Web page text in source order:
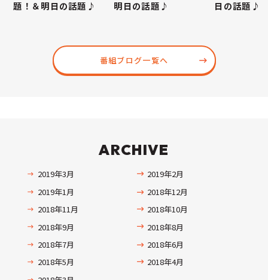
題！＆明日の話題♪
明日の話題♪
日の話題♪
番組ブログ一覧へ
ARCHIVE
2019年3月
2019年2月
2019年1月
2018年12月
2018年11月
2018年10月
2018年9月
2018年8月
2018年7月
2018年6月
2018年5月
2018年4月